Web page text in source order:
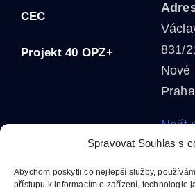
Spravovat Souhlas s
Abychom poskytli co nejlepší služby,
přístupu k informacím o zařízení, technologie
CEC
Projekt 40 OPZ+
831/
Nové
Praha
Najít